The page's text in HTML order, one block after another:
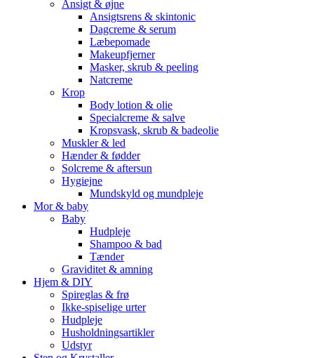
Ansigt & øjne
Ansigtsrens & skintonic
Dagcreme & serum
Læbepomade
Makeupfjerner
Masker, skrub & peeling
Natcreme
Krop
Body lotion & olie
Specialcreme & salve
Kropsvask, skrub & badeolie
Muskler & led
Hænder & fødder
Solcreme & aftersun
Hygiejne
Mundskyld og mundpleje
Mor & baby
Baby
Hudpleje
Shampoo & bad
Tænder
Graviditet & amning
Hjem & DIY
Spireglas & frø
Ikke-spiselige urter
Hudpleje
Husholdningsartikler
Udstyr